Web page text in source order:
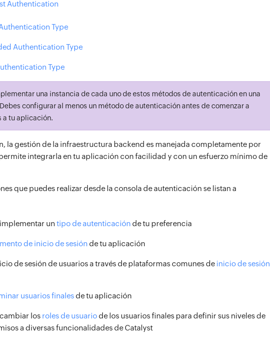
Authentication
Type
Authentication Type
Type
una instancia de cada uno de estos métodos de autenticación en una
configurar al menos un método de autenticación antes de comenzar a
a tu aplicación.
la gestión de la infraestructura backend es manejada completamente por
integrarla en tu aplicación con facilidad y con un esfuerzo mínimo de
que puedes realizar desde la consola de autenticación se listan a
un tipo de autenticación de tu preferencia
de inicio de sesión de tu aplicación
de sesión de usuarios a través de plataformas comunes de inicio de sesión
usuarios finalesde tu aplicación
los roles de usuariode los usuarios finales para definir sus niveles de
a diversas funcionalidades de Catalyst